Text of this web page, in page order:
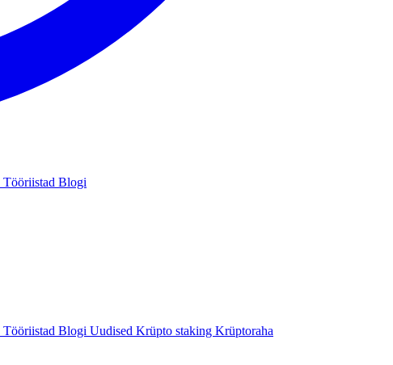
Tööriistad Blogi
Tööriistad Blogi Uudised Krüpto staking Krüptoraha